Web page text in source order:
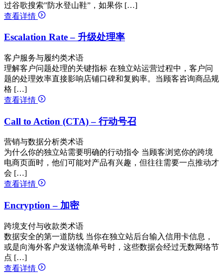
过谷歌搜索”防水登山鞋”，如果你 […]
查看详情
Escalation Rate – 升级处理率
客户服务与履约类术语
理解客户问题处理的关键指标 在独立站运营过程中，客户问
题的处理效率直接影响店铺口碑和复购率。当顾客咨询商品规
格 […]
查看详情
Call to Action (CTA) – 行动号召
营销与数据分析类术语
为什么你的独立站需要明确的行动指令 当顾客浏览你的跨境
电商页面时，他们可能对产品有兴趣，但往往需要一点推动才
会 […]
查看详情
Encryption – 加密
跨境支付与收款类术语
数据安全的第一道防线 当你在独立站后台输入信用卡信息，
或是向海外客户发送物流单号时，这些数据会经过无数网络节
点 […]
查看详情